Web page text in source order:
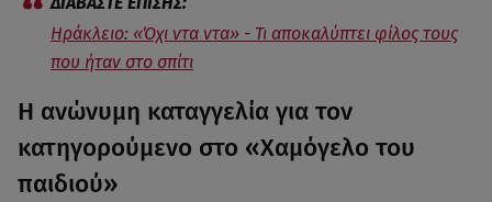
Ηράκλειο: «Όχι ντα ντα» - Τι αποκαλύπτει φίλος τους
που ήταν στο σπίτι
Η ανώνυμη καταγγελία για τον
κατηγορούμενο στο «Χαμόγελο του
παιδιού»